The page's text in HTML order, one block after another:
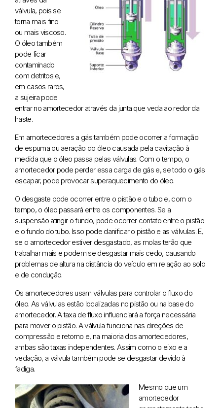
válvula, pois se
torna mais fino
ou mais viscoso.
O óleo também
pode ficar
contaminado
com detritos e,
em casos raros,
a sujeira pode
entrar no amortecedor através da junta que veda ao redor da
haste.
Em amortecedores a gás também pode ocorrer a formação
de espuma ou aeração do óleo causada pela cavitação à
medida que o óleo passa pelas válvulas. Com o tempo, o
amortecedor pode perder essa carga de gás e, se todo o gás
escapar, pode provocar superaquecimento do óleo.
O desgaste pode ocorrer entre o pistão e o tubo e, com o
tempo, o óleo passará entre os componentes. Se a
suspensão atingir o fundo, pode ocorrer contato entre o pistão
e o fundo do tubo. Isso pode danificar o pistão e as válvulas. E,
se o amortecedor estiver desgastado, as molas terão que
trabalhar mais e podem se desgastar mais cedo, causando
problemas de altura na distância do veículo em relação ao solo
e de condução.
Os amortecedores usam válvulas para controlar o fluxo do
óleo. As válvulas estão localizadas no pistão ou na base do
amortecedor. A taxa de fluxo influenciará a força necessária
para mover o pistão. A válvula funciona nas direções de
compressão e retorno e, na maioria dos amortecedores,
ambas são taxas independentes. Assim como o eixo e a
vedação, a válvula também pode se desgastar devido à
fadiga.
Mesmo que um
amortecedor